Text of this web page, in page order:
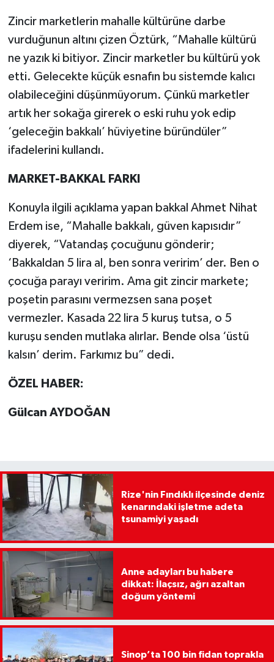
Zincir marketlerin mahalle kültürüne darbe
vurduğunun altını çizen Öztürk, “Mahalle kültürü
ne yazık ki bitiyor. Zincir marketler bu kültürü yok
etti. Gelecekte küçük esnafın bu sistemde kalıcı
olabileceğini düşünmüyorum. Çünkü marketler
artık her sokağa girerek o eski ruhu yok edip
‘geleceğin bakkalı’ hüviyetine büründüler”
ifadelerini kullandı.
MARKET-BAKKAL FARKI
Konuyla ilgili açıklama yapan bakkal Ahmet Nihat
Erdem ise, “Mahalle bakkalı, güven kapısıdır”
diyerek, “Vatandaş çocuğunu gönderir;
‘Bakkaldan 5 lira al, ben sonra veririm’ der. Ben o
çocuğa parayı veririm. Ama git zincir markete;
poşetin parasını vermezsen sana poşet
vermezler. Kasada 22 lira 5 kuruş tutsa, o 5
kuruşu senden mutlaka alırlar. Bende olsa ‘üstü
kalsın’ derim. Farkımız bu” dedi.
ÖZEL HABER:
Gülcan AYDOĞAN
Rize'nin Fındıklı ilçesinde deniz
kenarındaki işletme adeta
tsunamiyi yaşadı
Anne adayları bu habere
dikkat: İlaçsız, ağrı azaltan
doğum yöntemi
Sinop’ta 100 bin fidan toprakla